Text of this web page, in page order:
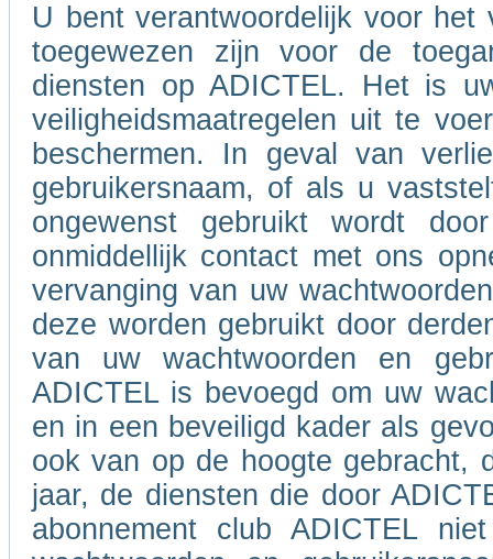
U bent verantwoordelijk voor
toegewezen zijn voor de
diensten op ADICTEL. Het is
veiligheidsmaatregelen uit te
beschermen. In geval van
gebruikersnaam, of als u
ongewenst gebruikt wordt
onmiddellijk contact met ons
vervanging van uw
deze worden gebruikt door
van uw wachtwoorden en
ADICTEL is bevoegd om uw
en in een beveiligd kader als
ook van op de hoogte gebracht,
jaar, de diensten die door
abonnement club ADICTEL